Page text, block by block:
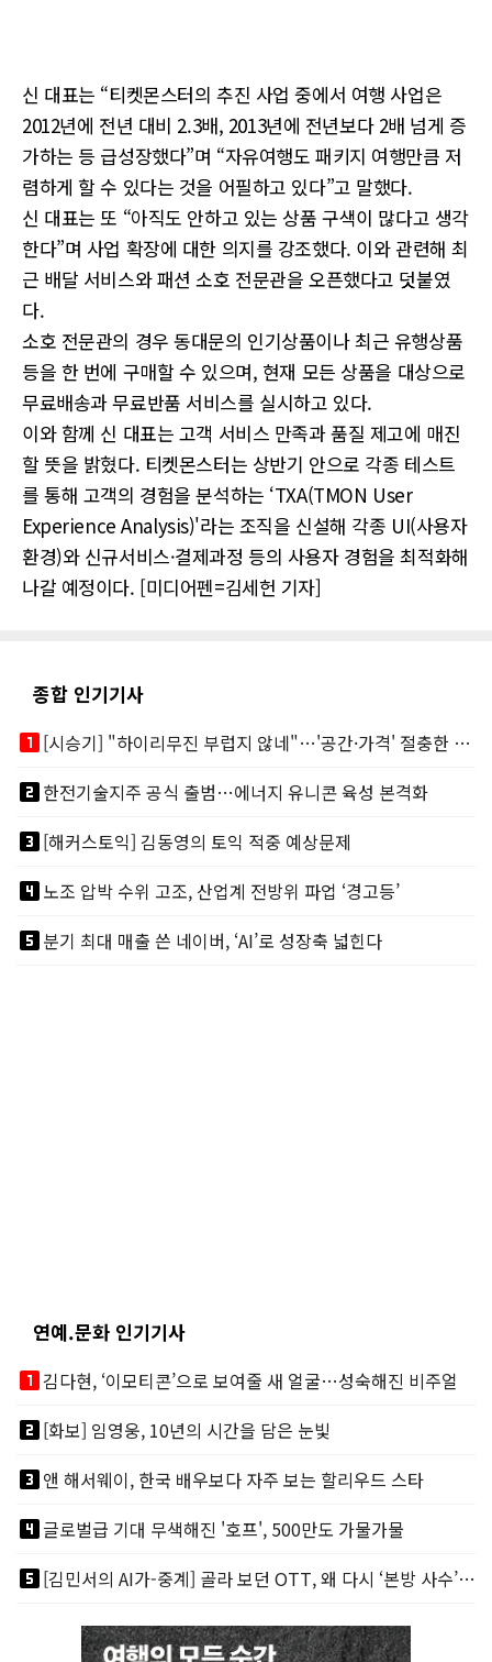
신 대표는 “티켓몬스터의 추진 사업 중에서 여행 사업은
2012년에 전년 대비 2.3배, 2013년에 전년보다 2배 넘게 증
가하는 등 급성장했다”며 “자유여행도 패키지 여행만큼 저
렴하게 할 수 있다는 것을 어필하고 있다”고 말했다.
신 대표는 또 “아직도 안하고 있는 상품 구색이 많다고 생각
한다”며 사업 확장에 대한 의지를 강조했다. 이와 관련해 최
근 배달 서비스와 패션 소호 전문관을 오픈했다고 덧붙였
다.
소호 전문관의 경우 동대문의 인기상품이나 최근 유행상품
등을 한 번에 구매할 수 있으며, 현재 모든 상품을 대상으로
무료배송과 무료반품 서비스를 실시하고 있다.
이와 함께 신 대표는 고객 서비스 만족과 품질 제고에 매진
할 뜻을 밝혔다. 티켓몬스터는 상반기 안으로 각종 테스트
를 통해 고객의 경험을 분석하는 ‘TXA(TMON User
Experience Analysis)'라는 조직을 신설해 각종 UI(사용자
환경)와 신규서비스·결제과정 등의 사용자 경험을 최적화해
나갈 예정이다. [미디어펜=김세헌 기자]
종합 인기기사
looks_one
[시승기] "하이리무진 부럽지 않네"…'공간·가격' 절충한 카니발 하이루프
looks_two한전기술지주 공식 출범…에너지 유니콘 육성 본격화
looks_3[해커스토익] 김동영의 토익 적중 예상문제
looks_4노조 압박 수위 고조, 산업계 전방위 파업 ‘경고등’
looks_5분기 최대 매출 쓴 네이버, ‘AI’로 성장축 넓힌다
연예.문화 인기기사
looks_one김다현, ‘이모티콘’으로 보여줄 새 얼굴…성숙해진 비주얼
looks_two[화보] 임영웅, 10년의 시간을 담은 눈빛
looks_3앤 해서웨이, 한국 배우보다 자주 보는 할리우드 스타
looks_4글로벌급 기대 무색해진 '호프', 500만도 가물가물
looks_5
[김민서의 AI가-중계] 골라 보던 OTT, 왜 다시 ‘본방 사수’를 부르나